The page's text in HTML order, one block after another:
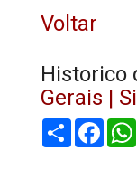
Voltar
Historico
Gerais |
Share